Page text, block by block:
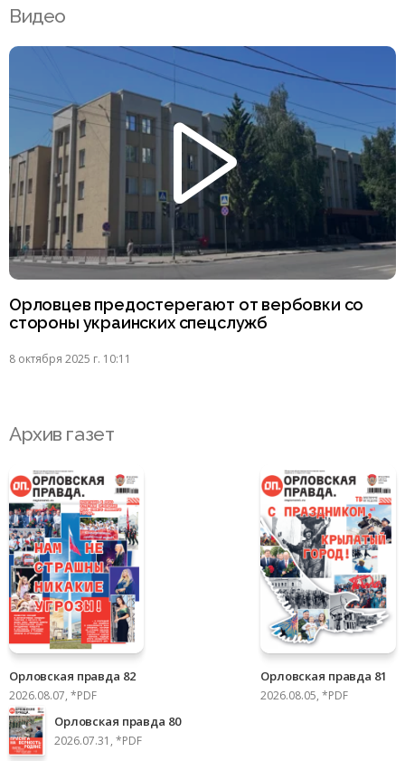
Видео
Орловцев предостерегают от вербовки со
стороны украинских спецслужб
8 октября 2025 г. 10:11
Архив газет
Орловская правда 82
2026.08.07, *PDF
Орловская правда 81
2026.08.05, *PDF
Орловская правда 80
2026.07.31, *PDF